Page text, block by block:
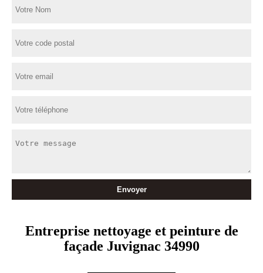
Entreprise nettoyage et peinture de
façade Juvignac 34990